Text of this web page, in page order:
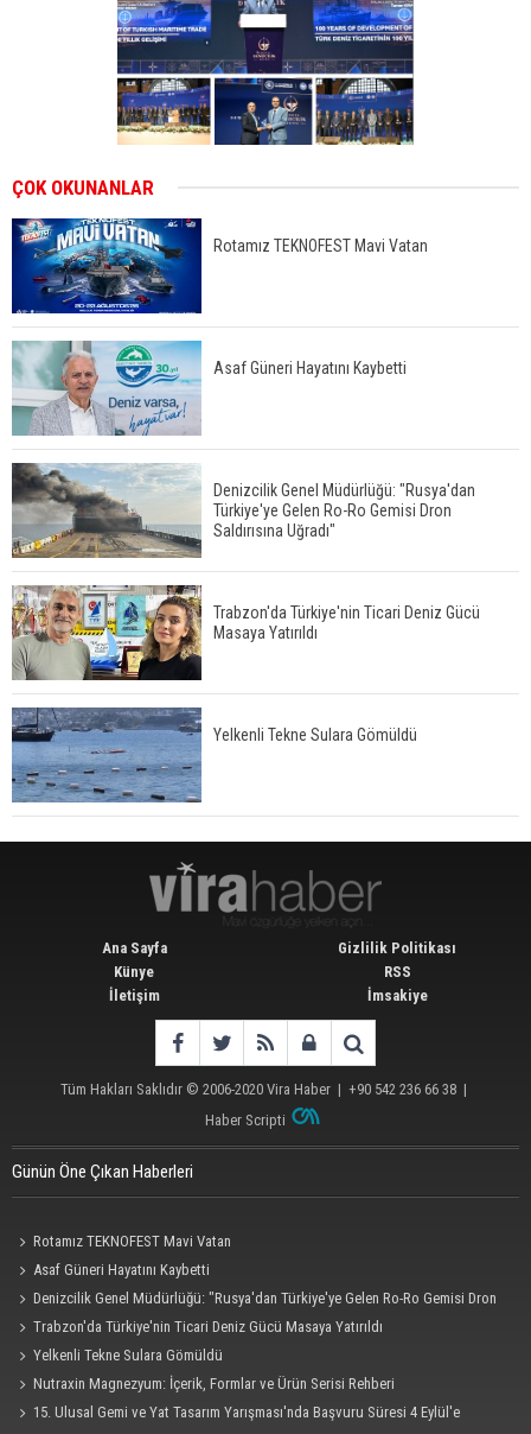
ÇOK OKUNANLAR
Rotamız TEKNOFEST Mavi Vatan
Asaf Güneri Hayatını Kaybetti
Denizcilik Genel Müdürlüğü: "Rusya'dan
Türkiye'ye Gelen Ro-Ro Gemisi Dron
Saldırısına Uğradı"
Trabzon'da Türkiye'nin Ticari Deniz Gücü
Masaya Yatırıldı
Yelkenli Tekne Sulara Gömüldü
Ana Sayfa
Künye
İletişim
Gizlilik Politikası
RSS
İmsakiye
Tüm Hakları Saklıdır © 2006-2020 Vira Haber | +90 542 236 66 38 |
Haber Scripti
Günün Öne Çıkan Haberleri
Rotamız TEKNOFEST Mavi Vatan
Asaf Güneri Hayatını Kaybetti
Denizcilik Genel Müdürlüğü: "Rusya'dan Türkiye'ye Gelen Ro-Ro Gemisi Dron
Saldırısına Uğradı"
Trabzon'da Türkiye'nin Ticari Deniz Gücü Masaya Yatırıldı
Yelkenli Tekne Sulara Gömüldü
Nutraxin Magnezyum: İçerik, Formlar ve Ürün Serisi Rehberi
15. Ulusal Gemi ve Yat Tasarım Yarışması'nda Başvuru Süresi 4 Eylül'e